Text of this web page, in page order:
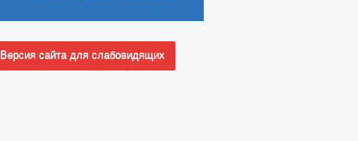
Версия сайта для слабовидящих